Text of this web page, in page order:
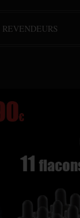
REVENDEURS